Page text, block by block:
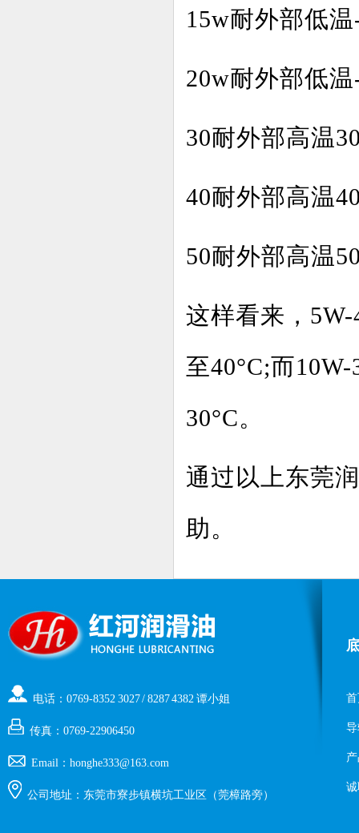
15w耐外部低温
20w耐外部低温
30耐外部高温
40耐外部高温
50耐外部高温
这样看来，
至40°C;而
30°C。
通过以上东莞
助。
电话：0769-8352 3027 / 8287 4382 谭小姐
传真：0769-22906450
Email：honghe333@163.com
公司地址：东莞市寮步镇横坑工业区（莞樟路旁）